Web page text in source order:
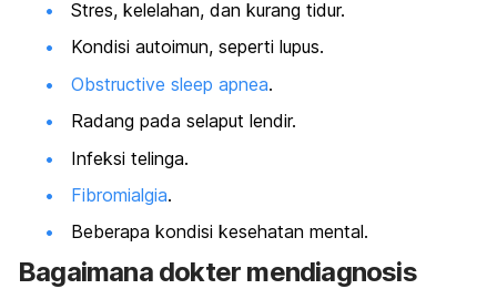
Stres, kelelahan, dan kurang tidur.
Kondisi autoimun, seperti lupus.
Obstructive sleep apnea.
Radang pada selaput lendir.
Infeksi telinga.
Fibromialgia.
Beberapa kondisi kesehatan mental.
Bagaimana dokter mendiagnosis